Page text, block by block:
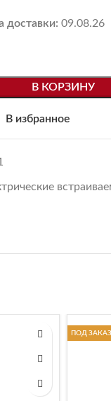
доставки: 09.08.26
В КОРЗИНУ
В избранное
ПОД ЗАКАЗ